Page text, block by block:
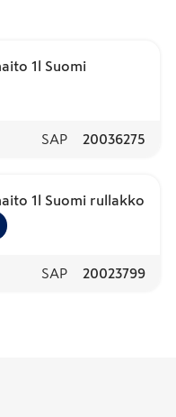
1l Suomi
SAP 20036275
1l Suomi rullakko
SAP 20023799